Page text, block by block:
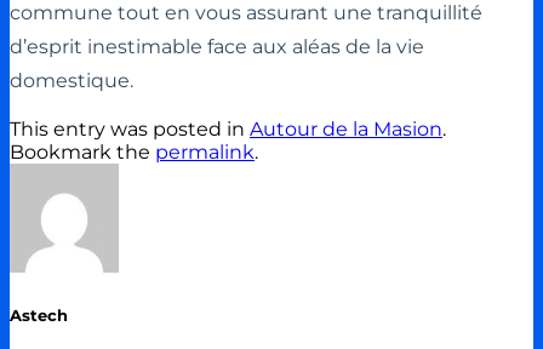
commune tout en vous assurant une tranquillité
d’esprit inestimable face aux aléas de la vie
domestique.
This entry was posted in Autour de la Masion.
Bookmark the permalink.
Astech